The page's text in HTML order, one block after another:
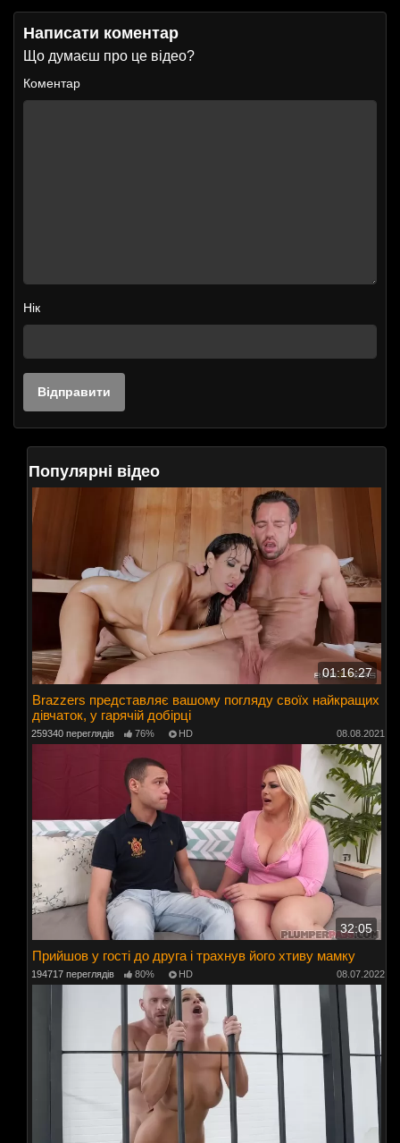
Написати коментар
Що думаєш про це відео?
Коментар
Нік
Популярні відео
01:16:27
Brazzers представляє вашому погляду своїх найкращих
дівчаток, у гарячій добірці
259340 переглядів 76% HD 08.08.2021
32:05
Прийшов у гості до друга і трахнув його хтиву мамку
194717 переглядів 80% HD 08.07.2022